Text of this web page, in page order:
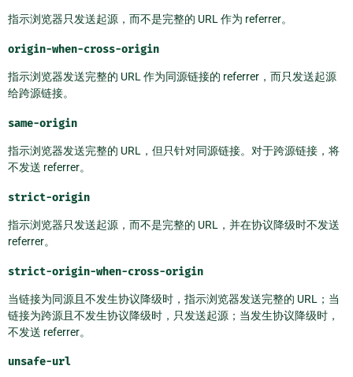
指示浏览器只发送起源，而不是完整的 URL 作为 referrer。
origin-when-cross-origin
指示浏览器发送完整的 URL 作为同源链接的 referrer，而只发送起源
给跨源链接。
same-origin
指示浏览器发送完整的 URL，但只针对同源链接。对于跨源链接，将
不发送 referrer。
strict-origin
指示浏览器只发送起源，而不是完整的 URL，并在协议降级时不发送
referrer。
strict-origin-when-cross-origin
当链接为同源且不发生协议降级时，指示浏览器发送完整的 URL；当
链接为跨源且不发生协议降级时，只发送起源；当发生协议降级时，
不发送 referrer。
unsafe-url